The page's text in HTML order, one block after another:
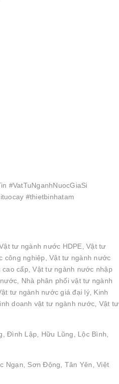
#VatTuNganhNuocGiaSi
#thietbinhatam
tư ngành nước HDPE, Vật tư
công nghiệp, Vật tư ngành nước
cấp, Vật tư ngành nước nhập
Nhà phân phối vật tư ngành
tư ngành nước giá đại lý, Kinh
doanh vật tư ngành nước, Vật tư
Đình Lập, Hữu Lũng, Lộc Bình,
Ngạn, Sơn Động, Tân Yên, Việt